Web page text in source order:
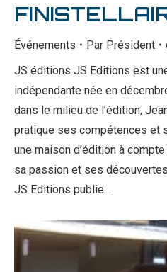
Événements Par Président
JS éditions JS Editions est
indépendante née en
dans le milieu de l’édition,
pratique ses compétences et
une maison d’édition à
sa passion et ses
JS Editions publie…